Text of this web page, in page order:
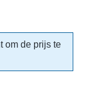
om de prijs te